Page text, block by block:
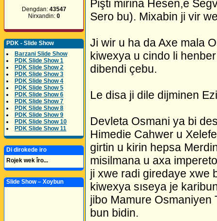
Dengdan: 43547
Nirxandin: 0
PDK - Slide Show
Barzani Slide Show
PDK Slide Show 1
PDK Slide Show 2
PDK Slide Show 3
PDK Slide Show 4
PDK Slide Show 5
PDK Slide Show 6
PDK Slide Show 7
PDK Slide Show 8
PDK Slide Show 9
PDK Slide Show 10
PDK Slide Show 11
Di dirokede iro
Rojek wek îro...
Slide Show – Xoybun
Pişti mirina Hesen,e
Sero bu). Mixabin ji vir
Ji wir u ha da Axe mala
kiwexya u cindo li
dibendi çebu.
Le disa ji dile dijminen
Devleta Osmani ya bi
Himedie Cahwer u
girtin u kirin hepsa
misilmana u axa
ji xwe radi giredaye xwe
kiwexya sıseya je
jibo Mamure
bun bidin.